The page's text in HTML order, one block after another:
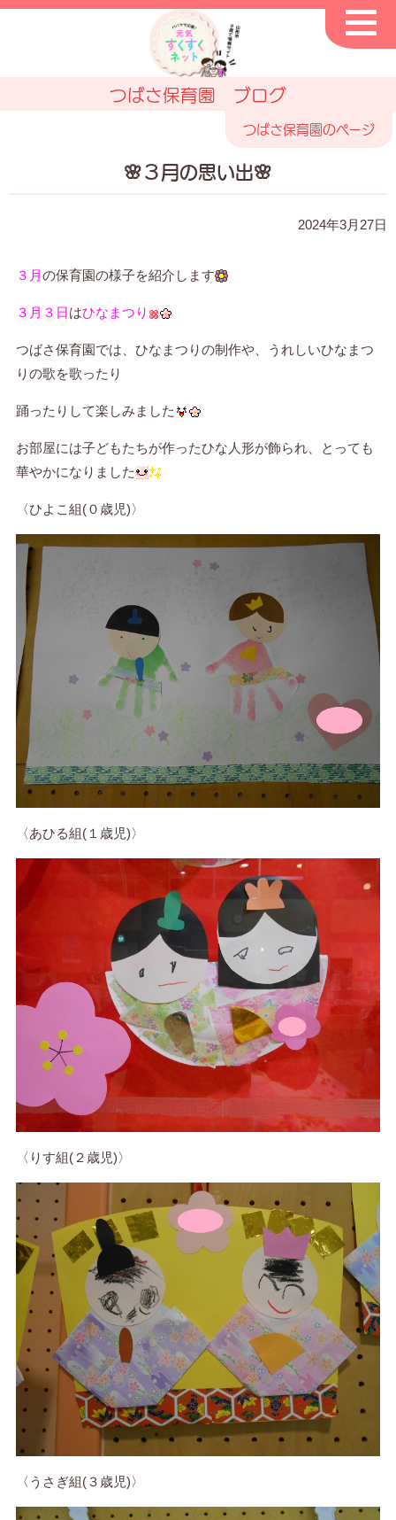
つばさ保育園 ブログ
つばさ保育園のページ
🌸３月の思い出🌸
2024年3月27日
３月の保育園の様子を紹介します
３月３日はひなまつり
つばさ保育園では、ひなまつりの制作や、うれしいひなまつ
りの歌を歌ったり
踊ったりして楽しみました
お部屋には子どもたちが作ったひな人形が飾られ、とっても
華やかになりました
〈ひよこ組(０歳児)〉
〈あひる組(１歳児)〉
〈りす組(２歳児)〉
〈うさぎ組(３歳児)〉